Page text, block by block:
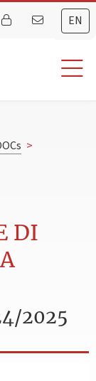
EN
>
DI
2025